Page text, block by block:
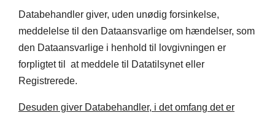
Databehandler giver, uden unødig forsinkelse,
meddelelse til den Dataansvarlige om hændelser, som
den Dataansvarlige i henhold til lovgivningen er
forpligtet til at meddele til Datatilsynet eller
Registrerede.
Desuden giver Databehandler, i det omfang det er